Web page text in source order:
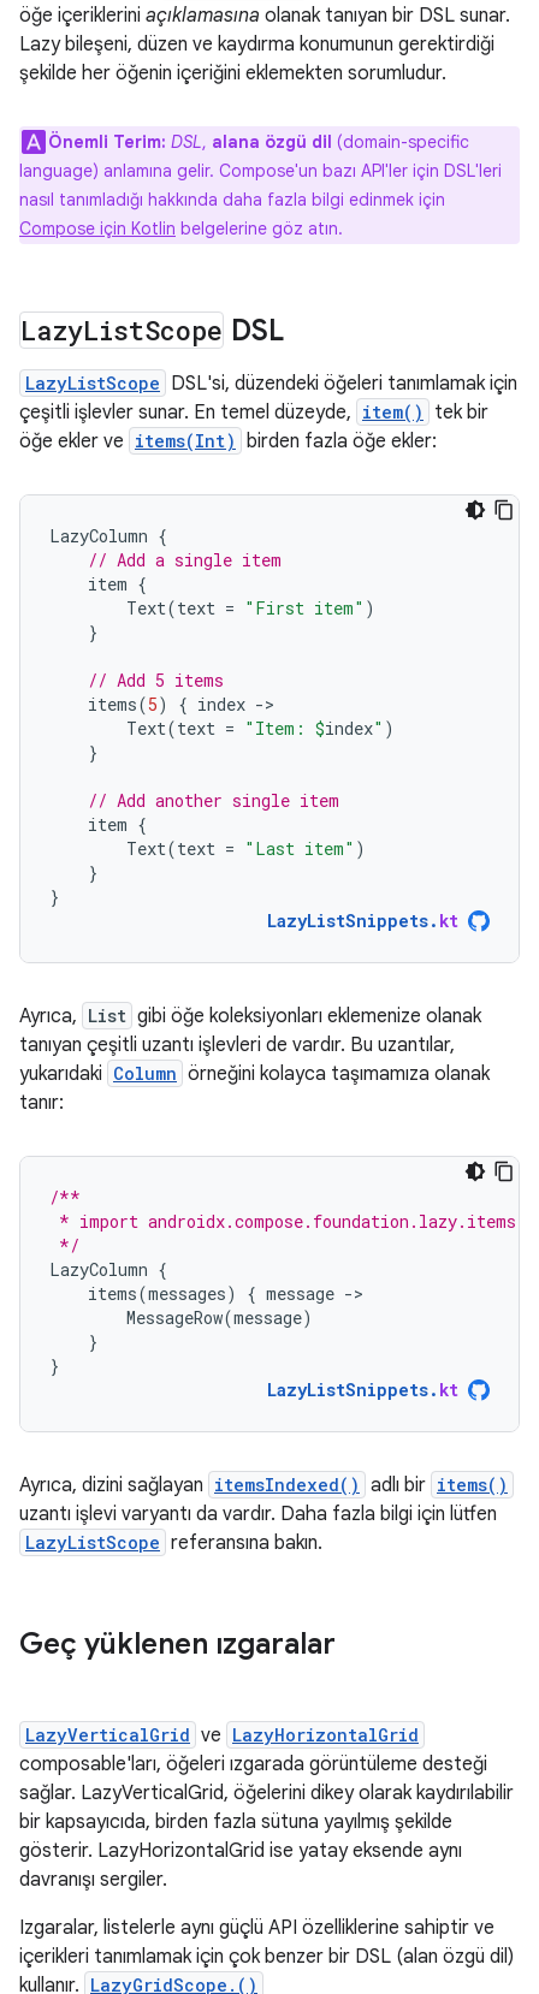
öğe içeriklerini açıklamasına olanak tanıyan bir DSL sunar.
Lazy bileşeni, düzen ve kaydırma konumunun gerektirdiği
şekilde her öğenin içeriğini eklemekten sorumludur.
Önemli Terim: DSL, alana özgü dil (domain-specific
language) anlamına gelir. Compose'un bazı API'ler için DSL'leri
nasıl tanımladığı hakkında daha fazla bilgi edinmek için
Compose için Kotlin belgelerine göz atın.
LazyListScope DSL
LazyListScope DSL'si, düzendeki öğeleri tanımlamak için
çeşitli işlevler sunar. En temel düzeyde, item()
tek bir
öğe ekler ve items(Int) birden fazla öğe ekler:
LazyColumn {
// Add a single item
item {
Text(text = "First item" )
}
// Add 5 items
items(5) { index -
Text(text = "Item: $index" )
}
// Add another single item
item {
Text(text = "Last item" )
}
}
LazyListSnippets. kt
Ayrıca, List gibi öğe koleksiyonları eklemenize olanak
tanıyan çeşitli uzantı işlevleri de vardır. Bu uzantılar,
yukarıdaki Column örneğini kolayca taşımamıza olanak
tanır:
/**
* import androidx.compose.foundation.lazy.items
*/
LazyColumn {
items(messages) { message -
MessageRow(message)
}
}
LazyListSnippets. kt
Ayrıca, dizini sağlayan itemsIndexed() adlı bir items()
uzantı işlevi varyantı da vardır. Daha fazla bilgi için lütfen
LazyListScope referansına bakın.
Geç yüklenen ızgaralar
LazyVerticalGrid ve LazyHorizontalGrid
composable'ları, öğeleri ızgarada görüntüleme desteği
sağlar. LazyVerticalGrid, öğelerini dikey olarak kaydırılabilir
bir kapsayıcıda, birden fazla sütuna yayılmış şekilde
gösterir. LazyHorizontalGrid ise yatay eksende aynı
davranışı sergiler.
Izgaralar, listelerle aynı güçlü API özelliklerine sahiptir ve
içerikleri tanımlamak için çok benzer bir DSL (alan özgü dil)
kullanır. LazyGridScope.()